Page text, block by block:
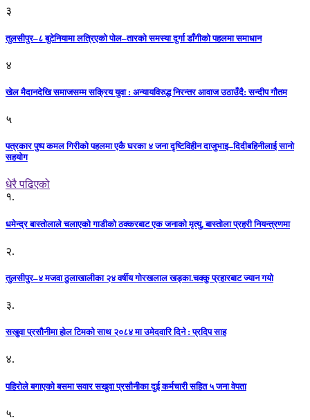
३
तुलसीपुर–८ बुटेनियामा लत्रिएको पोल–तारको समस्या दुर्गा डाँगीको पहलमा समाधान
४
खेल मैदानदेखि समाजसम्म सक्रिय युवा : अन्यायविरुद्ध निरन्तर आवाज उठाउँदै: सन्दीप गौतम
५
पत्रकार पुष्प कमल गिरीको पहलमा एकै घरका ४ जना दृष्टिविहीन दाजुभाइ–दिदीबहिनीलाई सानो
सहयोग
धेरै पढिएको
१.
धमेन्द्र बास्तोलाले चलाएको गाडीको ठक्करबाट एक जनाको मृत्यु, बास्तोला प्रहरी नियन्त्रणमा
२.
तुलसीपुर–४ मजवा ठुलाखालीका २४ वर्षीय गोरखलाल खड्का.चक्कु प्रहारबाट ज्यान गयो
३.
सखुवा प्रसौनीमा होल टिमको साथ २०८४ मा उमेदवारि दिने : प्रदिप साह
४.
पहिराेले बगाएकाे बसमा सवार सखुवा प्रसाैनीका दुई कर्मचारी सहित ५ जना वेपता
५.